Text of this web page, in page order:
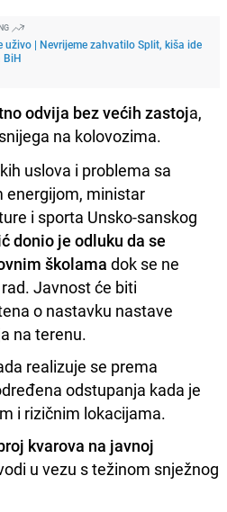
uživo | Nevrijeme zahvatilo Split, kiša ide
BiH
odvija bez većih zastoja,
na kolovozima.
uslova i problema sa
energijom, ministar
i sporta Unsko-sanskog
donio je odluku da se
školama dok se ne
Javnost će biti
o nastavku nastave
na terenu.
realizuje se prema
odstupanja kada je
i rizičnim lokacijama.
kvarova na javnoj
u vezu s težinom snježnog